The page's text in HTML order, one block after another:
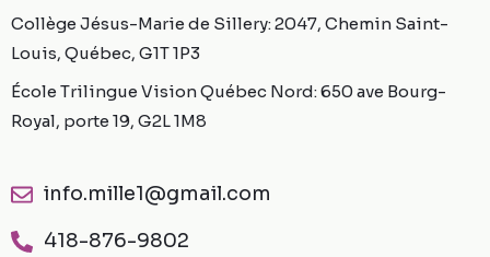
Collège Jésus-Marie de Sillery: 2047, Chemin Saint-
Louis, Québec, G1T 1P3
École Trilingue Vision Québec Nord: 650 ave Bourg-
Royal, porte 19, G2L 1M8
info.mille1@gmail.com
418-876-9802